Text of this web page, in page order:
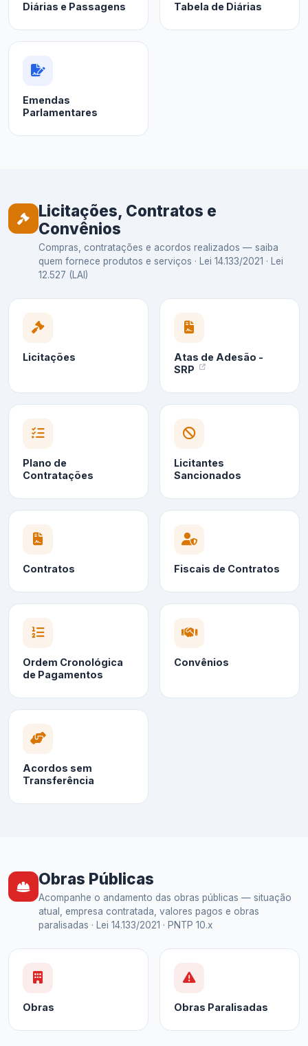
Diárias e Passagens Tabela de Diárias
Emendas
Parlamentares
Licitações, Contratos e
Convênios
Compras, contratações e acordos realizados — saiba
quem fornece produtos e serviços · Lei 14.133/2021 · Lei
12.527 (LAI)
Licitações
Atas de Adesão -
SRP
Plano de
Contratações
Licitantes
Sancionados
Contratos Fiscais de Contratos
Ordem Cronológica
de Pagamentos
Convênios
Acordos sem
Transferência
Obras Públicas
Acompanhe o andamento das obras públicas — situação
atual, empresa contratada, valores pagos e obras
paralisadas · Lei 14.133/2021 · PNTP 10.x
Obras Obras Paralisadas